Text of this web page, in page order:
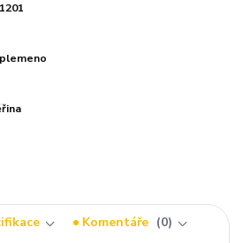
Komentáře
0